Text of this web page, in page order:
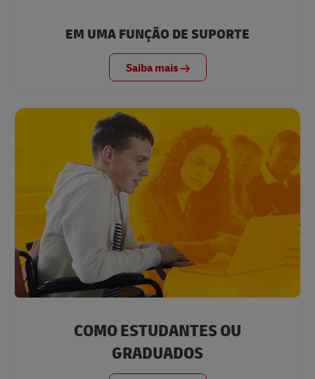
EM UMA FUNÇÃO DE SUPORTE
Saiba mais
COMO ESTUDANTES OU
GRADUADOS